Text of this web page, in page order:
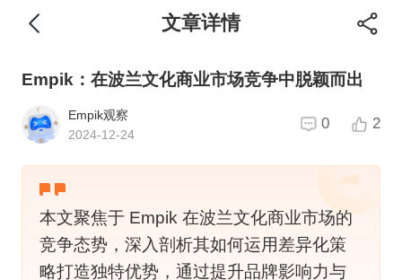
文章详情
Empik：在波兰文化商业市场竞争中脱颖而出
Empik观察
2024-12-24
0 2
本文聚焦于 Empik 在波兰文化商业市场的
竞争态势，深入剖析其如何运用差异化策
略打造独特优势，通过提升品牌影响力与